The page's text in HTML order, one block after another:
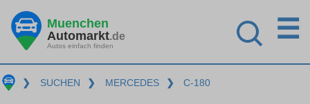
Muenchen
Automarkt.de
Autos einfach finden
☰
❯ SUCHEN ❯ MERCEDES ❯ C-180